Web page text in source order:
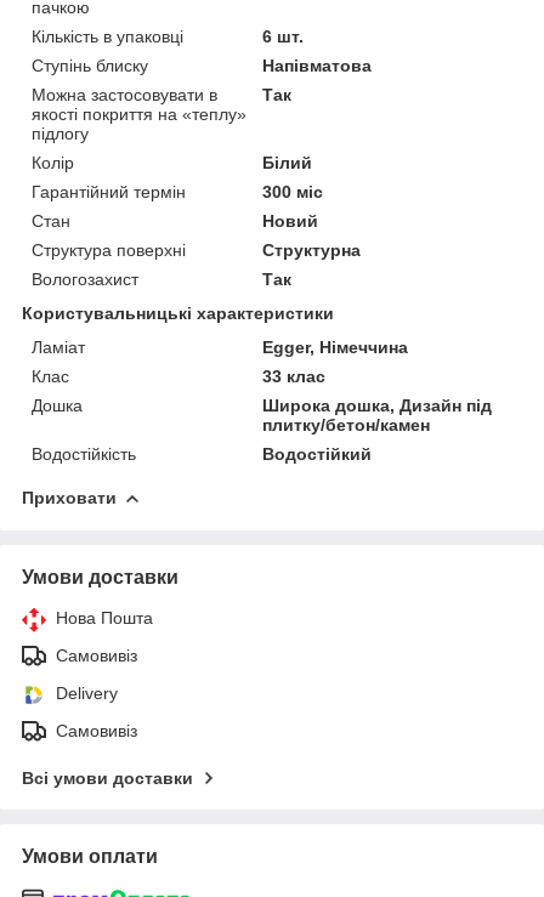
пачкою
Кількість в упаковці
6 шт.
Ступінь блиску
Напівматова
Можна застосовувати в
якості покриття на «теплу»
підлогу
Так
Колір
Білий
Гарантійний термін
300 міс
Стан
Новий
Структура поверхні
Структурна
Вологозахист
Так
Користувальницькі характеристики
Ламіат
Egger, Німеччина
Клас
33 клас
Дошка
Широка дошка, Дизайн під
плитку/бетон/камен
Водостійкість
Водостійкий
Приховати
Умови доставки
Нова Пошта
Самовивіз
Delivery
Самовивіз
Всі умови доставки
Умови оплати